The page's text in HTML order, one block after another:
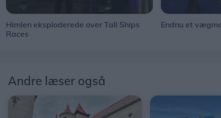
Himlen eksploderede over Tall Ships
Races
Endnu et
Andre læser også